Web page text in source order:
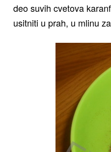
deo suvih cvetova
usitniti u prah, u mlinu